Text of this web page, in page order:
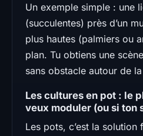
Un exemple simple : une
(succulentes) près d’un
plus hautes (palmiers ou
plan. Tu obtiens une
sans obstacle autour de
Les cultures en pot : le
veux moduler (ou si ton
Les pots, c’est la